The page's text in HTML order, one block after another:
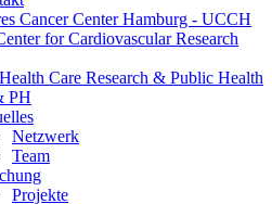
Cancer Center Hamburg - UCCH
for Cardiovascular Research
Care Research & Public Health
PH
Netzwerk
Team
Projekte